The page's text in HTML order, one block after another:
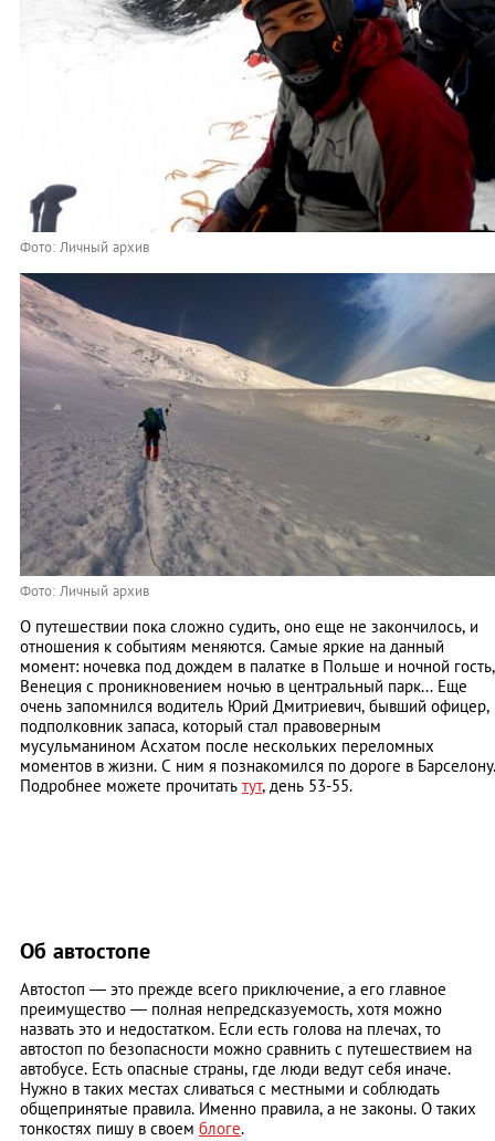
Фото: Личный архив
Фото: Личный архив
О путешествии пока сложно судить, оно еще не закончилось, и
отношения к событиям меняются. Самые яркие на данный
момент: ночевка под дождем в палатке в Польше и ночной гость,
Венеция с проникновением ночью в центральный парк... Еще
очень запомнился водитель Юрий Дмитриевич, бывший офицер,
подполковник запаса, который стал правоверным
мусульманином Асхатом после нескольких переломных
моментов в жизни. С ним я познакомился по дороге в Барселону.
Подробнее можете прочитать тут, день 53-55.
Об автостопе
Автостоп — это прежде всего приключение, а его главное
преимущество — полная непредсказуемость, хотя можно
назвать это и недостатком. Если есть голова на плечах, то
автостоп по безопасности можно сравнить с путешествием на
автобусе. Есть опасные страны, где люди ведут себя иначе.
Нужно в таких местах сливаться с местными и соблюдать
общепринятые правила. Именно правила, а не законы. О таких
тонкостях пишу в своем блоге.